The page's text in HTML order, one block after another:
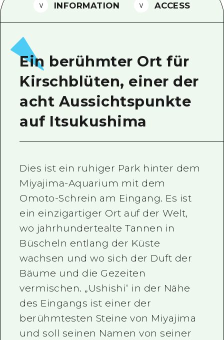
FAQs
Foto-Download
Transportinformationen bei
INFORMATION ACCESS
Ein berühmter Ort für
Kirschblüten, einer der
acht Aussichtspunkte
auf Itsukushima
Dies ist ein ruhiger Park hinter dem
Miyajima-Aquarium mit dem
Omoto-Schrein am Eingang. Es ist
ein einzigartiger Ort auf der Welt,
wo jahrhundertealte Tannen in
Büscheln entlang der Küste
wachsen und wo sich der Duft der
Bäume und die Gezeiten
vermischen. „Ushishi“ in der Nähe
des Eingangs ist einer der
berühmtesten Steine von Miyajima
und soll seinen Namen von seiner